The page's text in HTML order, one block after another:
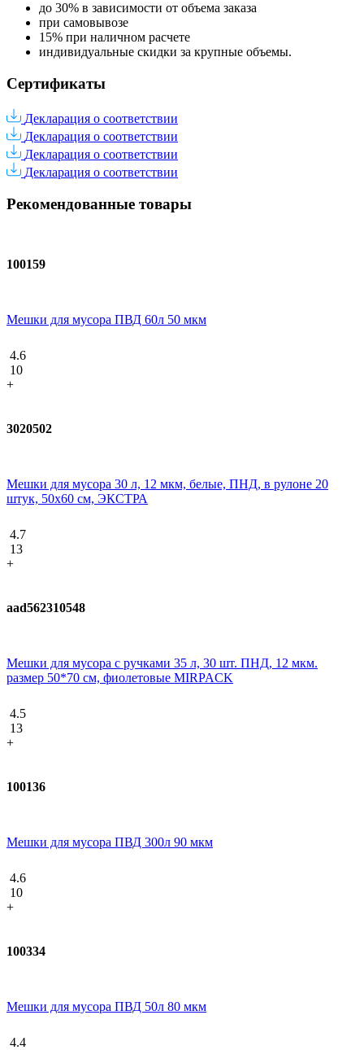
до 30% в зависимости от объема заказа
при самовывозе
15% при наличном расчете
индивидуальные скидки за крупные объемы.
Сертификаты
Декларация о соответствии
Декларация о соответствии
Декларация о соответствии
Декларация о соответствии
Рекомендованные товары
100159
Мешки для мусора ПВД 60л 50 мкм
4.6
10
+
3020502
Мешки для мусора 30 л, 12 мкм, белые, ПНД, в рулоне 20
штук, 50х60 см, ЭКСТРА
4.7
13
+
aad562310548
Мешки для мусора с ручками 35 л, 30 шт. ПНД, 12 мкм.
размер 50*70 см, фиолетовые MIRPACK
4.5
13
+
100136
Мешки для мусора ПВД 300л 90 мкм
4.6
10
+
100334
Мешки для мусора ПВД 50л 80 мкм
4.4